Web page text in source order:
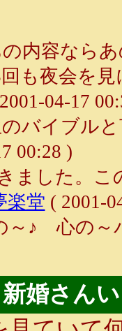
内容ならあ
も夜会を
04-17
バイブルと
00:28 )
ました。
楽堂 ( 2001-
～♪ 心の～
婚さん